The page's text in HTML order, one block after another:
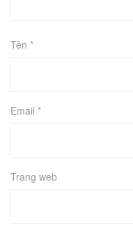
Tên *
Email *
Trang web